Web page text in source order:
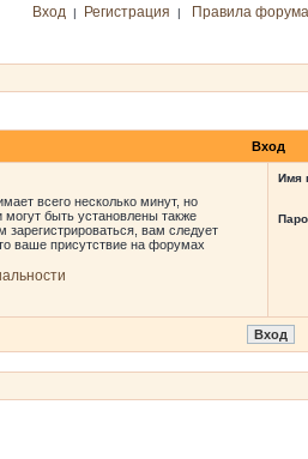
Вход | Регистрация | Правила форума
Вход
всего несколько минут, но
быть установлены также
зарегистрироваться, вам следует
ваше присутствие на форумах
Имя